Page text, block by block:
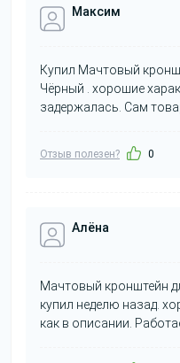
Максим
Купил Мачтовый
Чёрный . хорошие
задержалась. Сам
Отзыв полезен? 0
Алёна
Мачтовый кронштейн
купил неделю назад.
как в описании.